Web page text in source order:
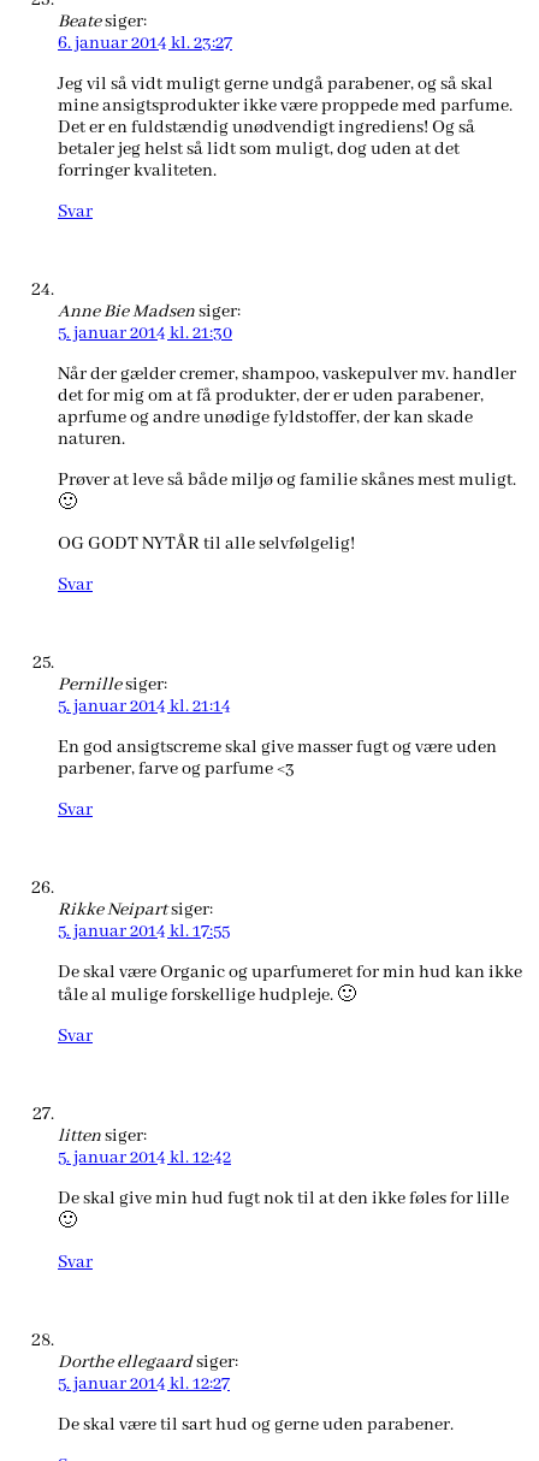
Beatesiger:
6. januar 2014 kl. 23:27
Jeg vil så vidt muligt gerne undgå parabener, og så skal
mine ansigtsprodukter ikke være proppede med parfume.
Det er en fuldstændig unødvendigt ingrediens! Og så
betaler jeg helst så lidt som muligt, dog uden at det
forringer kvaliteten.
Svar
Anne Bie Madsensiger:
5. januar 2014 kl. 21:30
Når der gælder cremer, shampoo, vaskepulver mv. handler
det for mig om at få produkter, der er uden parabener,
aprfume og andre unødige fyldstoffer, der kan skade
naturen.
Prøver at leve så både miljø og familie skånes mest muligt.
🙂
OG GODT NYTÅR til alle selvfølgelig!
Svar
Pernillesiger:
5. januar 2014 kl. 21:14
En god ansigtscreme skal give masser fugt og være uden
parbener, farve og parfume <3
Svar
Rikke Neipartsiger:
5. januar 2014 kl. 17:55
De skal være Organic og uparfumeret for min hud kan ikke
tåle al mulige forskellige hudpleje. 🙂
Svar
littensiger:
5. januar 2014 kl. 12:42
De skal give min hud fugt nok til at den ikke føles for lille
🙂
Svar
Dorthe ellegaardsiger:
5. januar 2014 kl. 12:27
De skal være til sart hud og gerne uden parabener.